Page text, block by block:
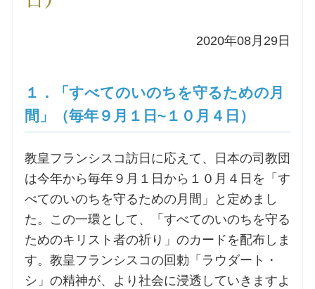
小池神父の講座
シスター中島の講座
三田助祭の講座
オルガンメディテーション
お問合せ
2020年08月29日
１．「すべてのいのちを守るための月
間」（毎年９月１日~１０月４日）
教皇フランシスコ訪日に応えて、日本の司教団
は今年から毎年９月１日から１０月４日を「す
べてのいのちを守るための月間」と定めまし
た。この一環として、「すべてのいのちを守る
ためのキリスト者の祈り」のカードを配布しま
す。教皇フランシスコの回勅「ラウダート・
シ」の精神が、より社会に浸透していきますよ